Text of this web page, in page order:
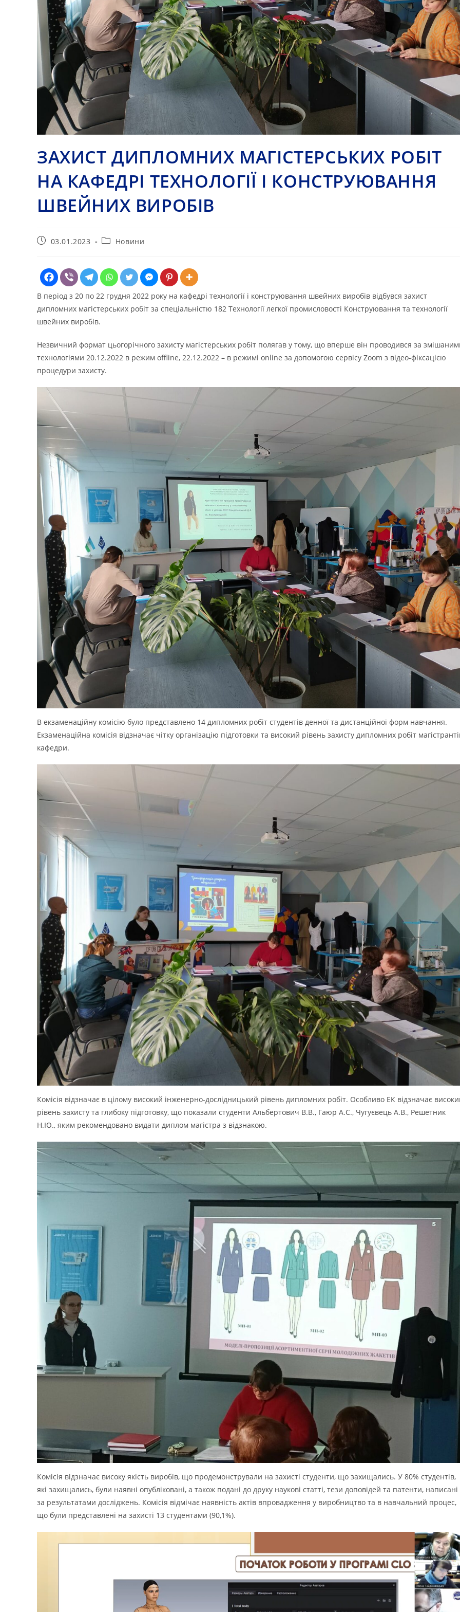
ЗАХИСТ ДИПЛОМНИХ МАГІСТЕРСЬКИХ РОБІТ
НА КАФЕДРІ ТЕХНОЛОГІЇ І КОНСТРУЮВАННЯ
ШВЕЙНИХ ВИРОБІВ
Запис03.01.2023
Категорія
Новини
В період з 20 по 22 грудня 2022 року на кафедрі технології і конструювання швейних виробів відбувся захист
дипломних магістерських робіт за спеціальністю 182 Технології легкої промисловості Конструювання та технології
швейних виробів.
Незвичний формат цьогорічного захисту магістерських робіт полягав у тому, що вперше він проводився за
технологіями 20.12.2022 в режим offline, 22.12.2022 – в режимі online за допомогою сервісу Zoom з відео-фіксацією
процедури захисту.
В екзаменаційну комісію було представлено 14 дипломних робіт студентів денної та дистанційної форм навчання.
Екзаменаційна комісія відзначає чітку організацію підготовки та високий рівень захисту дипломних робіт
кафедри.
Комісія відзначає в цілому високий інженерно-дослідницький рівень дипломних робіт. Особливо ЕК відзначає
рівень захисту та глибоку підготовку, що показали студенти Альбертович В.В., Гаюр А.С., Чугуєвець А.В., Решетник
Н.Ю., яким рекомендовано видати диплом магістра з відзнакою.
Комісія відзначає високу якість виробів, що продемонстрували на захисті студенти, що захищались. У 80% студентів,
які захищались, були наявні опубліковані, а також подані до друку наукові статті, тези доповідей та патенти, написані
за результатами досліджень. Комісія відмічає наявність актів впровадження у виробництво та в навчальний процес,
що були представлені на захисті 13 студентами (90,1%).